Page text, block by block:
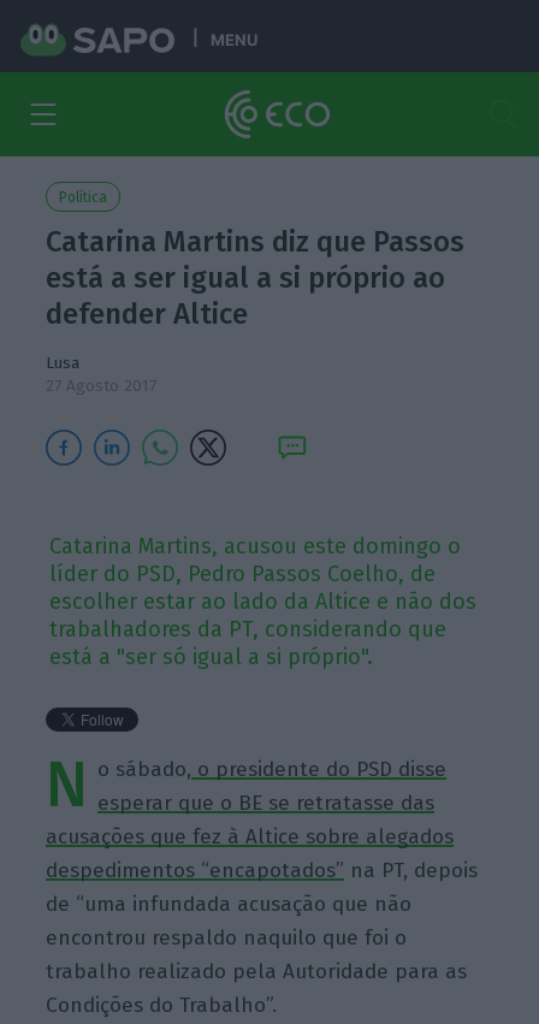
MENU
Política
Catarina Martins diz que Passos
está a ser igual a si próprio ao
defender Altice
Lusa
27 Agosto 2017
Catarina Martins, acusou este domingo o
líder do PSD, Pedro Passos Coelho, de
escolher estar ao lado da Altice e não dos
trabalhadores da PT, considerando que
está a "ser só igual a si próprio".
N o sábado, o presidente do PSD disse
esperar que o BE se retratasse das
acusações que fez à Altice sobre alegados
despedimentos “encapotados” na PT, depois
de “uma infundada acusação que não
encontrou respaldo naquilo que foi o
trabalho realizado pela Autoridade para as
Condições do Trabalho”.